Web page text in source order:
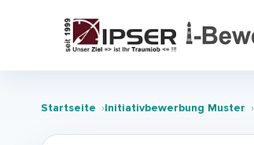
Startseite Initiativbewerbung Muster